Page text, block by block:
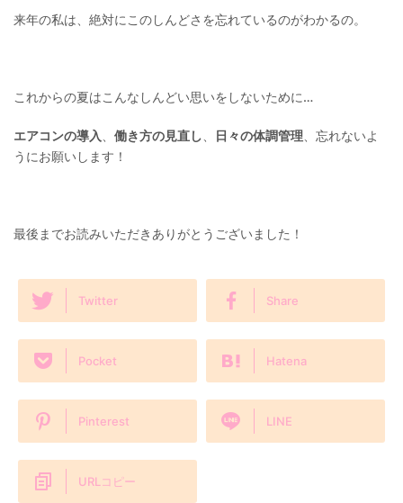
来年の私は、絶対にこのしんどさを忘れているのがわかるの。
これからの夏はこんなしんどい思いをしないために…
エアコンの導入 働き方の見直し 日々の体調管理 、忘れないよ
うにお願いします！
最後までお読みいただきありがとうございました！
Twitter Share
Pocket Hatena
Pinterest LINE
URLコピー